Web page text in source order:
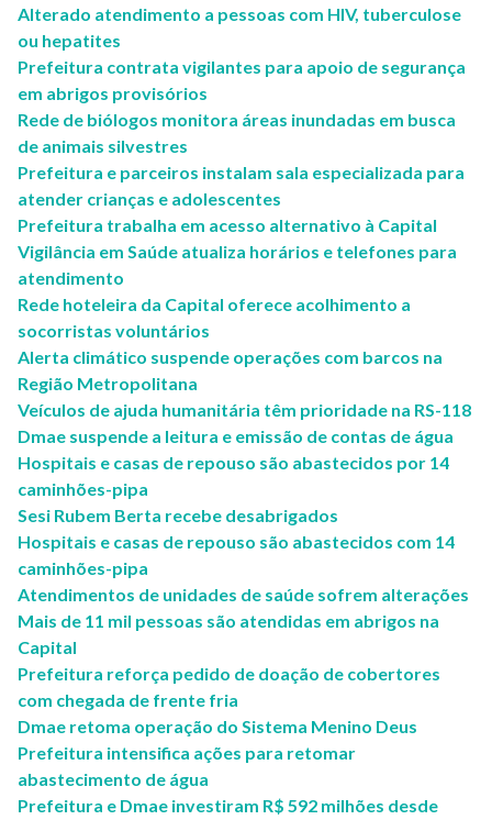
Alterado atendimento a pessoas com HIV, tuberculose
ou hepatites
Prefeitura contrata vigilantes para apoio de segurança
em abrigos provisórios
Rede de biólogos monitora áreas inundadas em busca
de animais silvestres
Prefeitura e parceiros instalam sala especializada para
atender crianças e adolescentes
Prefeitura trabalha em acesso alternativo à Capital
Vigilância em Saúde atualiza horários e telefones para
atendimento
Rede hoteleira da Capital oferece acolhimento a
socorristas voluntários
Alerta climático suspende operações com barcos na
Região Metropolitana
Veículos de ajuda humanitária têm prioridade na RS-118
Dmae suspende a leitura e emissão de contas de água
Hospitais e casas de repouso são abastecidos por 14
caminhões-pipa
Sesi Rubem Berta recebe desabrigados
Hospitais e casas de repouso são abastecidos com 14
caminhões-pipa
Atendimentos de unidades de saúde sofrem alterações
Mais de 11 mil pessoas são atendidas em abrigos na
Capital
Prefeitura reforça pedido de doação de cobertores
com chegada de frente fria
Dmae retoma operação do Sistema Menino Deus
Prefeitura intensifica ações para retomar
abastecimento de água
Prefeitura e Dmae investiram R$ 592 milhões desde